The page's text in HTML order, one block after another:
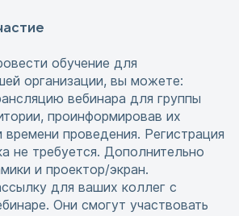
обучение для
организации, вы можете:
вебинара для группы
проинформировав их
времени проведения. Регистрация
не требуется. Дополнительно
и проектор/экран.
для ваших коллег с
Они смогут участвовать